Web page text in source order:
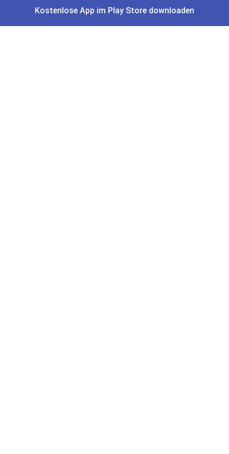
Gutscheine, Coupons & Payback
Kostenlose App im Play Store downloaden